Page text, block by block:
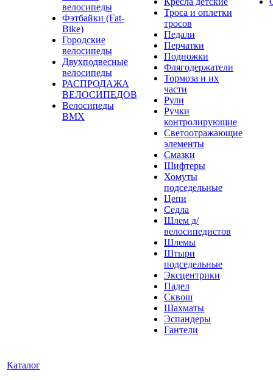
велосипеды
Фэтбайки (Fat-
Bike)
Городские
велосипеды
Двухподвесные
велосипеды
РАСПРОДАЖА
ВЕЛОСИПЕДОВ
Велосипеды
BMX
Троса и оплетки
тросов
Педали
Перчатки
Подножки
Флягодержатели
Тормоза и их
части
Рули
Ручки
контролирующие
Светоотражающие
элементы
Смазки
Шифтеры
Хомуты
подседельные
Цепи
Седла
Шлем д/
велосипедистов
Шлемы
Штыри
подседельные
Эксцентрики
Падел
Сквош
Шахматы
Эспандеры
Гантели
Каталог